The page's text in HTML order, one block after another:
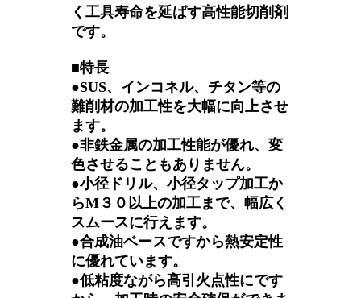
く工具寿命を延ばす高性能切削剤
です。
■特長
●SUS、インコネル、チタン等の
難削材の加工性を大幅に向上させ
ます。
●非鉄金属の加工性能が優れ、変
色させることもありません。
●小径ドリル、小径タップ加工か
らM３０以上の加工まで、幅広く
スムースに行えます。
●合成油ベースですから熱安定性
に優れています。
●低粘度ながら高引火点性にです